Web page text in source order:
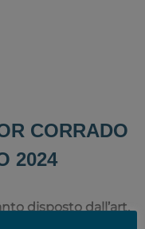
CORRADO
2024
disposto dall’art.